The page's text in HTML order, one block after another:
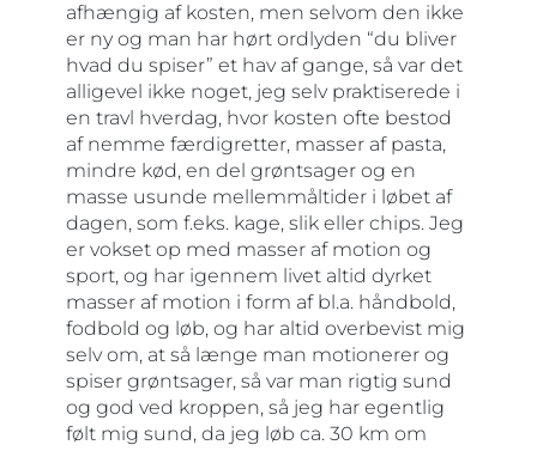
afhængig af kosten, men selvom den ikke
er ny og man har hørt ordlyden “du bliver
hvad du spiser” et hav af gange, så var det
alligevel ikke noget, jeg selv praktiserede i
en travl hverdag, hvor kosten ofte bestod
af nemme færdigretter, masser af pasta,
mindre kød, en del grøntsager og en
masse usunde mellemmåltider i løbet af
dagen, som f.eks. kage, slik eller chips. Jeg
er vokset op med masser af motion og
sport, og har igennem livet altid dyrket
masser af motion i form af bl.a. håndbold,
fodbold og løb, og har altid overbevist mig
selv om, at så længe man motionerer og
spiser grøntsager, så var man rigtig sund
og god ved kroppen, så jeg har egentlig
følt mig sund, da jeg løb ca. 30 km om